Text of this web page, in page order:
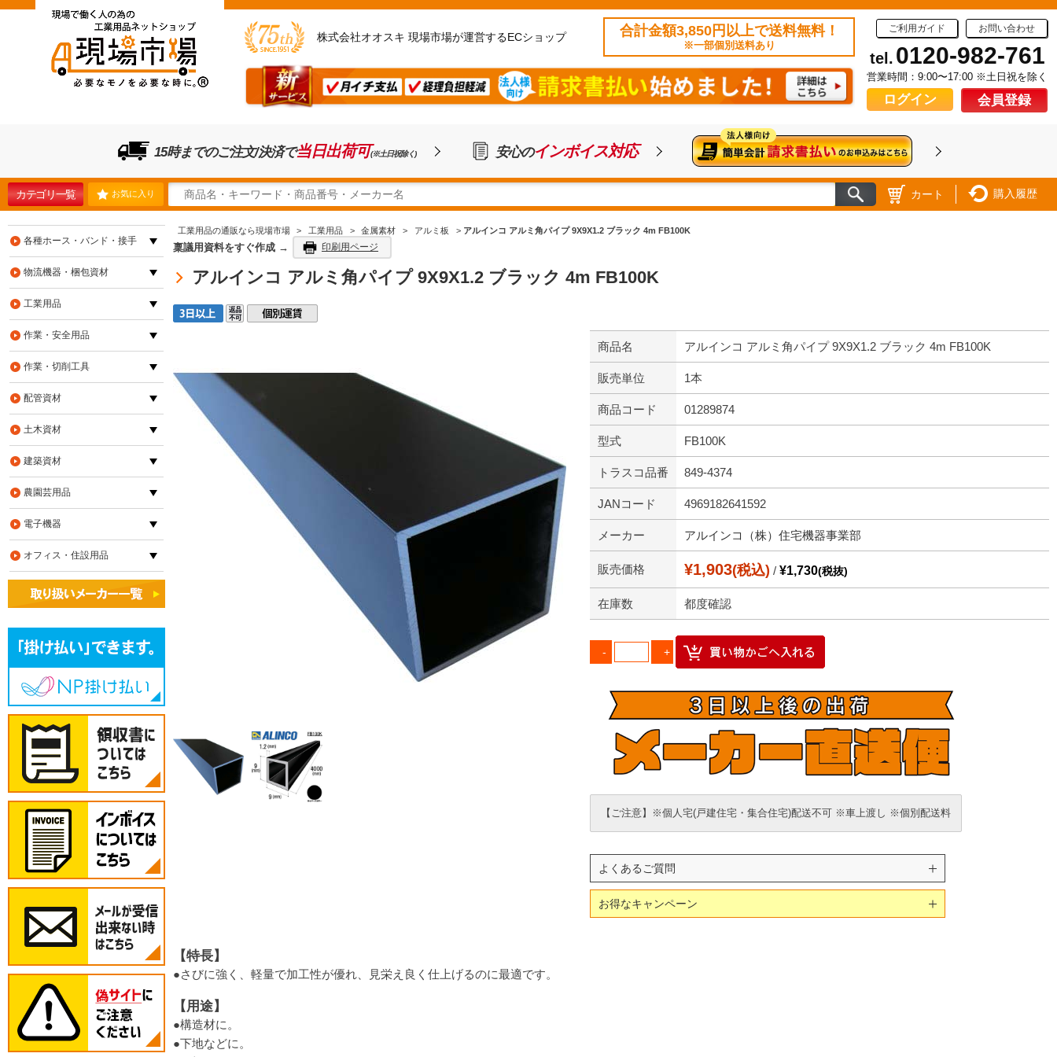
株式会社オオスキ 現場市場が運営するECショップ 合計金額3,850円以上で送料無料！
※一部個別送料あり
ご利用ガイド お問い合わせ
tel. 0120-982-761
営業時間：9:00〜17:00 ※土日祝を除く
ログイン 会員登録
15時までのご注文/決済で当日出荷可(※土日祝除く) 安心のインボイス対応
カテゴリ一覧 お気に入り カート 購入履歴
工業用品の通販なら現場市場 > 工業用品 > 金属素材 > アルミ板 > アルインコ アルミ角パイプ 9X9X1.2 ブラック 4m FB100K
稟議用資料をすぐ作成 → 印刷用ページ
アルインコ アルミ角パイプ 9X9X1.2 ブラック 4m FB100K
商品名 アルインコ アルミ角パイプ 9X9X1.2 ブラック 4m FB100K
販売単位 1本
商品コード 01289874
型式 FB100K
トラスコ品番 849-4374
JANコード 4969182641592
メーカー アルインコ（株）住宅機器事業部
販売価格 ¥1,903(税込) / ¥1,730(税抜)
在庫数 都度確認
【ご注意】※個人宅(戸建住宅・集合住宅)配送不可 ※車上渡し ※個別配送料
よくあるご質問
お得なキャンペーン
【特長】
●さびに強く、軽量で加工性が優れ、見栄え良く仕上げるのに最適です。
【用途】
●構造材に。
●下地などに。
各種ホース・バンド・接手
物流機器・梱包資材
工業用品
作業・安全用品
作業・切削工具
配管資材
土木資材
建築資材
農園芸用品
電子機器
オフィス・住設用品